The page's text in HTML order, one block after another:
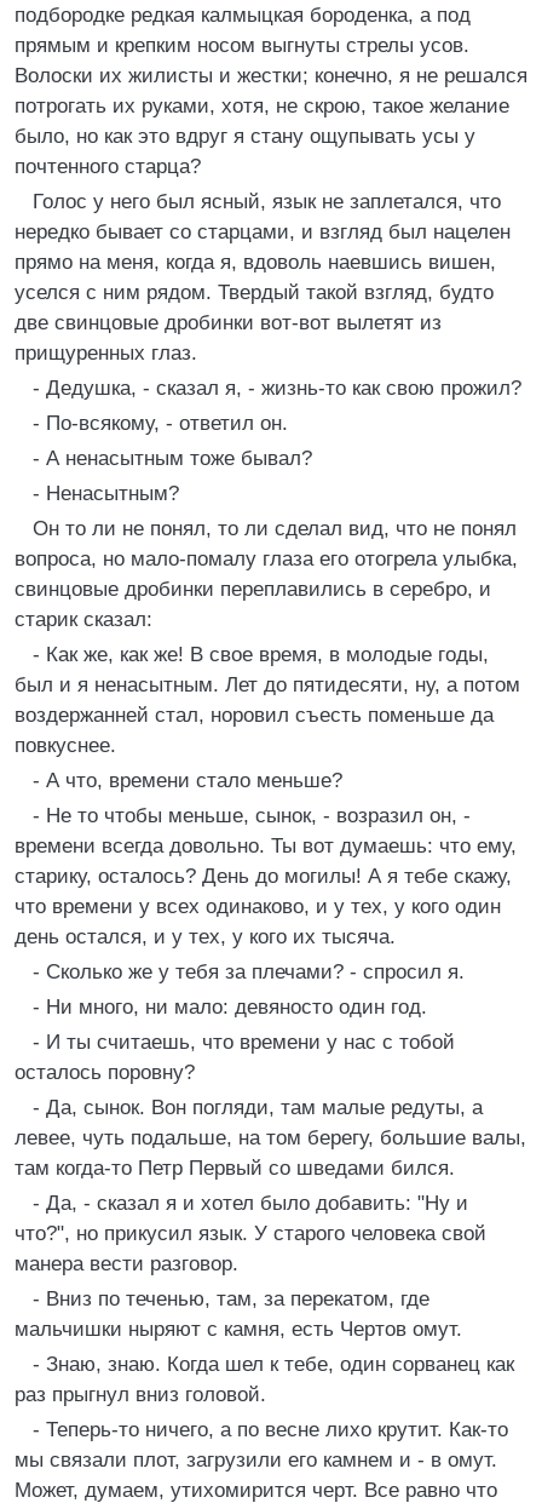
подбородке редкая калмыцкая бороденка, а под
прямым и крепким носом выгнуты стрелы усов.
Волоски их жилисты и жестки; конечно, я не решался
потрогать их руками, хотя, не скрою, такое желание
было, но как это вдруг я стану ощупывать усы у
почтенного старца?
Голос у него был ясный, язык не заплетался, что
нередко бывает со старцами, и взгляд был нацелен
прямо на меня, когда я, вдоволь наевшись вишен,
уселся с ним рядом. Твердый такой взгляд, будто
две свинцовые дробинки вот-вот вылетят из
прищуренных глаз.
- Дедушка, - сказал я, - жизнь-то как свою прожил?
- По-всякому, - ответил он.
- А ненасытным тоже бывал?
- Ненасытным?
Он то ли не понял, то ли сделал вид, что не понял
вопроса, но мало-помалу глаза его отогрела улыбка,
свинцовые дробинки переплавились в серебро, и
старик сказал:
- Как же, как же! В свое время, в молодые годы,
был и я ненасытным. Лет до пятидесяти, ну, а потом
воздержанней стал, норовил съесть поменьше да
повкуснее.
- А что, времени стало меньше?
- Не то чтобы меньше, сынок, - возразил он, -
времени всегда довольно. Ты вот думаешь: что ему,
старику, осталось? День до могилы! А я тебе скажу,
что времени у всех одинаково, и у тех, у кого один
день остался, и у тех, у кого их тысяча.
- Сколько же у тебя за плечами? - спросил я.
- Ни много, ни мало: девяносто один год.
- И ты считаешь, что времени у нас с тобой
осталось поровну?
- Да, сынок. Вон погляди, там малые редуты, а
левее, чуть подальше, на том берегу, большие валы,
там когда-то Петр Первый со шведами бился.
- Да, - сказал я и хотел было добавить: "Ну и
что?", но прикусил язык. У старого человека свой
манера вести разговор.
- Вниз по теченью, там, за перекатом, где
мальчишки ныряют с камня, есть Чертов омут.
- Знаю, знаю. Когда шел к тебе, один сорванец как
раз прыгнул вниз головой.
- Теперь-то ничего, а по весне лихо крутит. Как-то
мы связали плот, загрузили его камнем и - в омут.
Может, думаем, утихомирится черт. Все равно что